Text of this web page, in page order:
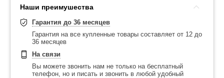
Наши преимушества
Гарантия до 36 месяцев
Гарантия на все купленные товары составляет от 12 до
36 месяцев
На связи
Вы можете звонить нам не только на бесплатный
телефон, но и писать и звонить в любой удобный